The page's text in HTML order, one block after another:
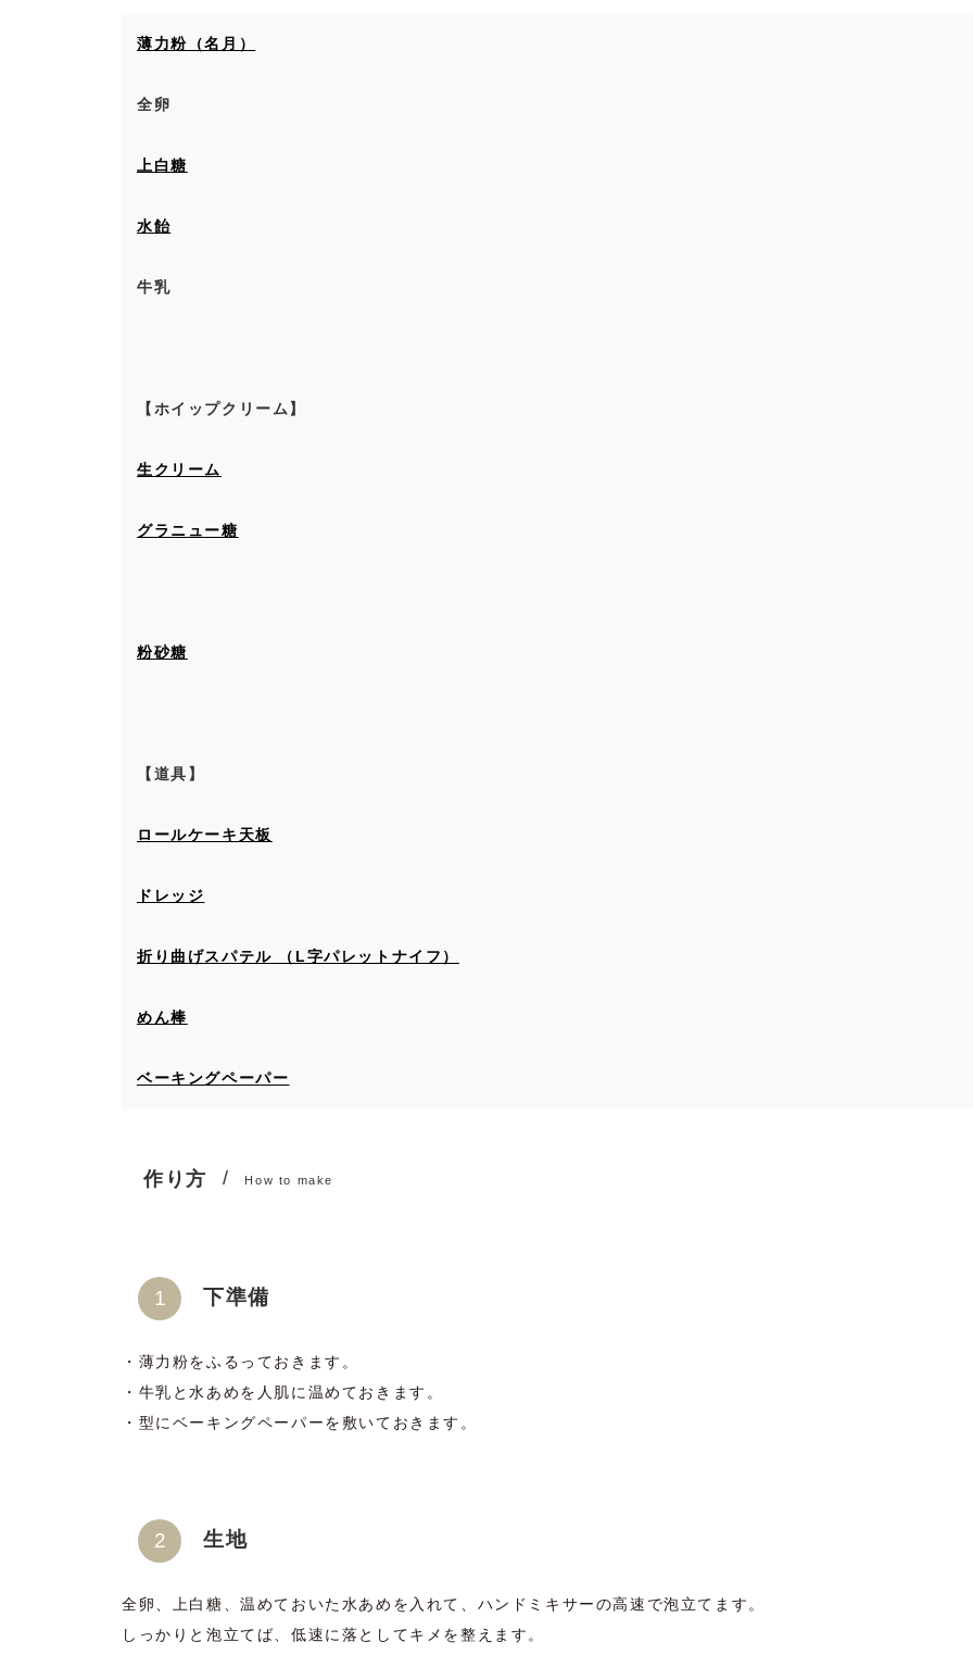
薄力粉（名月）
全卵
上白糖
水飴
牛乳
【ホイップクリーム】
生クリーム
グラニュー糖
粉砂糖
【道具】
ロールケーキ天板
ドレッジ
折り曲げスパテル （L字パレットナイフ）
めん棒
ベーキングペーパー
作り方 How to make
下準備
・薄力粉をふるっておきます。
・牛乳と水あめを人肌に温めておきます。
・型にベーキングペーパーを敷いておきます。
生地
全卵、上白糖、温めておいた水あめを入れて、ハンドミキサーの高速で泡立てます。
しっかりと泡立てば、低速に落としてキメを整えます。